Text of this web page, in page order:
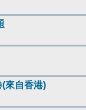
來自香港)